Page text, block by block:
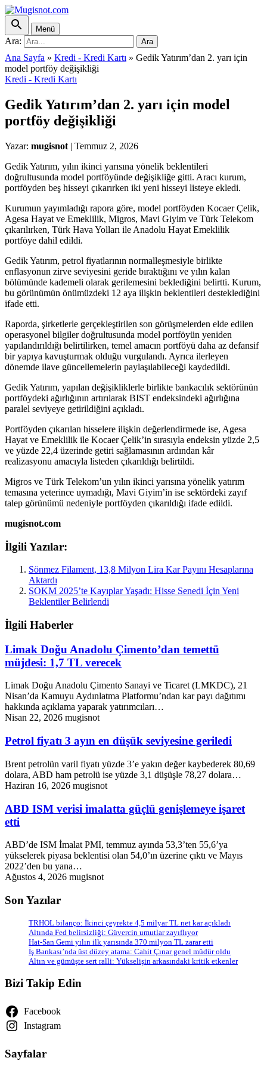
Menü
Ara: Ara
Ana Sayfa » Kredi - Kredi Kartı » Gedik Yatırım’dan 2. yarı için
model portföy değişikliği
Kredi - Kredi Kartı
Gedik Yatırım’dan 2. yarı için model
portföy değişikliği
Yazar: mugisnot | Temmuz 2, 2026
Gedik Yatırım, yılın ikinci yarısına yönelik beklentileri
doğrultusunda model portföyünde değişikliğe gitti. Aracı kurum,
portföyden beş hisseyi çıkarırken iki yeni hisseyi listeye ekledi.
Kurumun yayımladığı rapora göre, model portföyden Kocaer Çelik,
Agesa Hayat ve Emeklilik, Migros, Mavi Giyim ve Türk Telekom
çıkarılırken, Türk Hava Yolları ile Anadolu Hayat Emeklilik
portföye dahil edildi.
Gedik Yatırım, petrol fiyatlarının normalleşmesiyle birlikte
enflasyonun zirve seviyesini geride bıraktığını ve yılın kalan
bölümünde kademeli olarak gerilemesini beklediğini belirtti. Kurum,
bu görünümün önümüzdeki 12 aya ilişkin beklentileri desteklediğini
ifade etti.
Raporda, şirketlerle gerçekleştirilen son görüşmelerden elde edilen
operasyonel bilgiler doğrultusunda model portföyün yeniden
yapılandırıldığı belirtilirken, temel amacın portföyü daha az defansif
bir yapıya kavuşturmak olduğu vurgulandı. Ayrıca ilerleyen
dönemde ilave güncellemelerin paylaşılabileceği kaydedildi.
Gedik Yatırım, yapılan değişikliklerle birlikte bankacılık sektörünün
portföydeki ağırlığının artırılarak BIST endeksindeki ağırlığına
paralel seviyeye getirildiğini açıkladı.
Portföyden çıkarılan hisselere ilişkin değerlendirmede ise, Agesa
Hayat ve Emeklilik ile Kocaer Çelik’in sırasıyla endeksin yüzde 2,5
ve yüzde 22,4 üzerinde getiri sağlamasının ardından kâr
realizasyonu amacıyla listeden çıkarıldığı belirtildi.
Migros ve Türk Telekom’un yılın ikinci yarısına yönelik yatırım
temasına yeterince uymadığı, Mavi Giyim’in ise sektördeki zayıf
talep görünümü nedeniyle portföyden çıkarıldığı ifade edildi.
mugisnot.com
İlgili Yazılar:
Sönmez Filament, 13,8 Milyon Lira Kar Payını Hesaplarına
Aktardı
SOKM 2025’te Kayıplar Yaşadı: Hisse Senedi İçin Yeni
Beklentiler Belirlendi
İlgili Haberler
Limak Doğu Anadolu Çimento’dan temettü
müjdesi: 1,7 TL verecek
Limak Doğu Anadolu Çimento Sanayi ve Ticaret (LMKDC), 21
Nisan’da Kamuyu Aydınlatma Platformu’ndan kar payı dağıtımı
hakkında açıklama yaparak yatırımcıları…
Nisan 22, 2026 mugisnot
Petrol fiyatı 3 ayın en düşük seviyesine geriledi
Brent petrolün varil fiyatı yüzde 3’e yakın değer kaybederek 80,69
dolara, ABD ham petrolü ise yüzde 3,1 düşüşle 78,27 dolara…
Haziran 16, 2026 mugisnot
ABD ISM verisi imalatta güçlü genişlemeye işaret
etti
ABD’de ISM İmalat PMI, temmuz ayında 53,3’ten 55,6’ya
yükselerek piyasa beklentisi olan 54,0’ın üzerine çıktı ve Mayıs
2022’den bu yana…
Ağustos 4, 2026 mugisnot
Son Yazılar
TRHOL bilanço: İkinci çeyrekte 4,5 milyar TL net kar açıkladı
Altında Fed belirsizliği: Güvercin umutlar zayıflıyor
Hat-San Gemi yılın ilk yarısında 370 milyon TL zarar etti
İş Bankası’nda üst düzey atama: Cahit Çınar genel müdür oldu
Altın ve gümüşte sert ralli: Yükselişin arkasındaki kritik etkenler
Bizi Takip Edin
Facebook
Instagram
Sayfalar